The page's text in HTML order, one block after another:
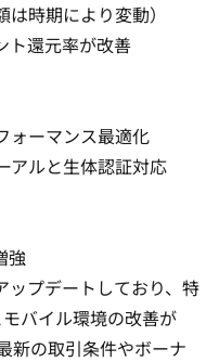
時期により変動）
ト還元率が改善
ォーマンス最適化
アルと生体認証対応
強
プデートしており、特
バイル環境の改善が
新の取引条件やボーナ